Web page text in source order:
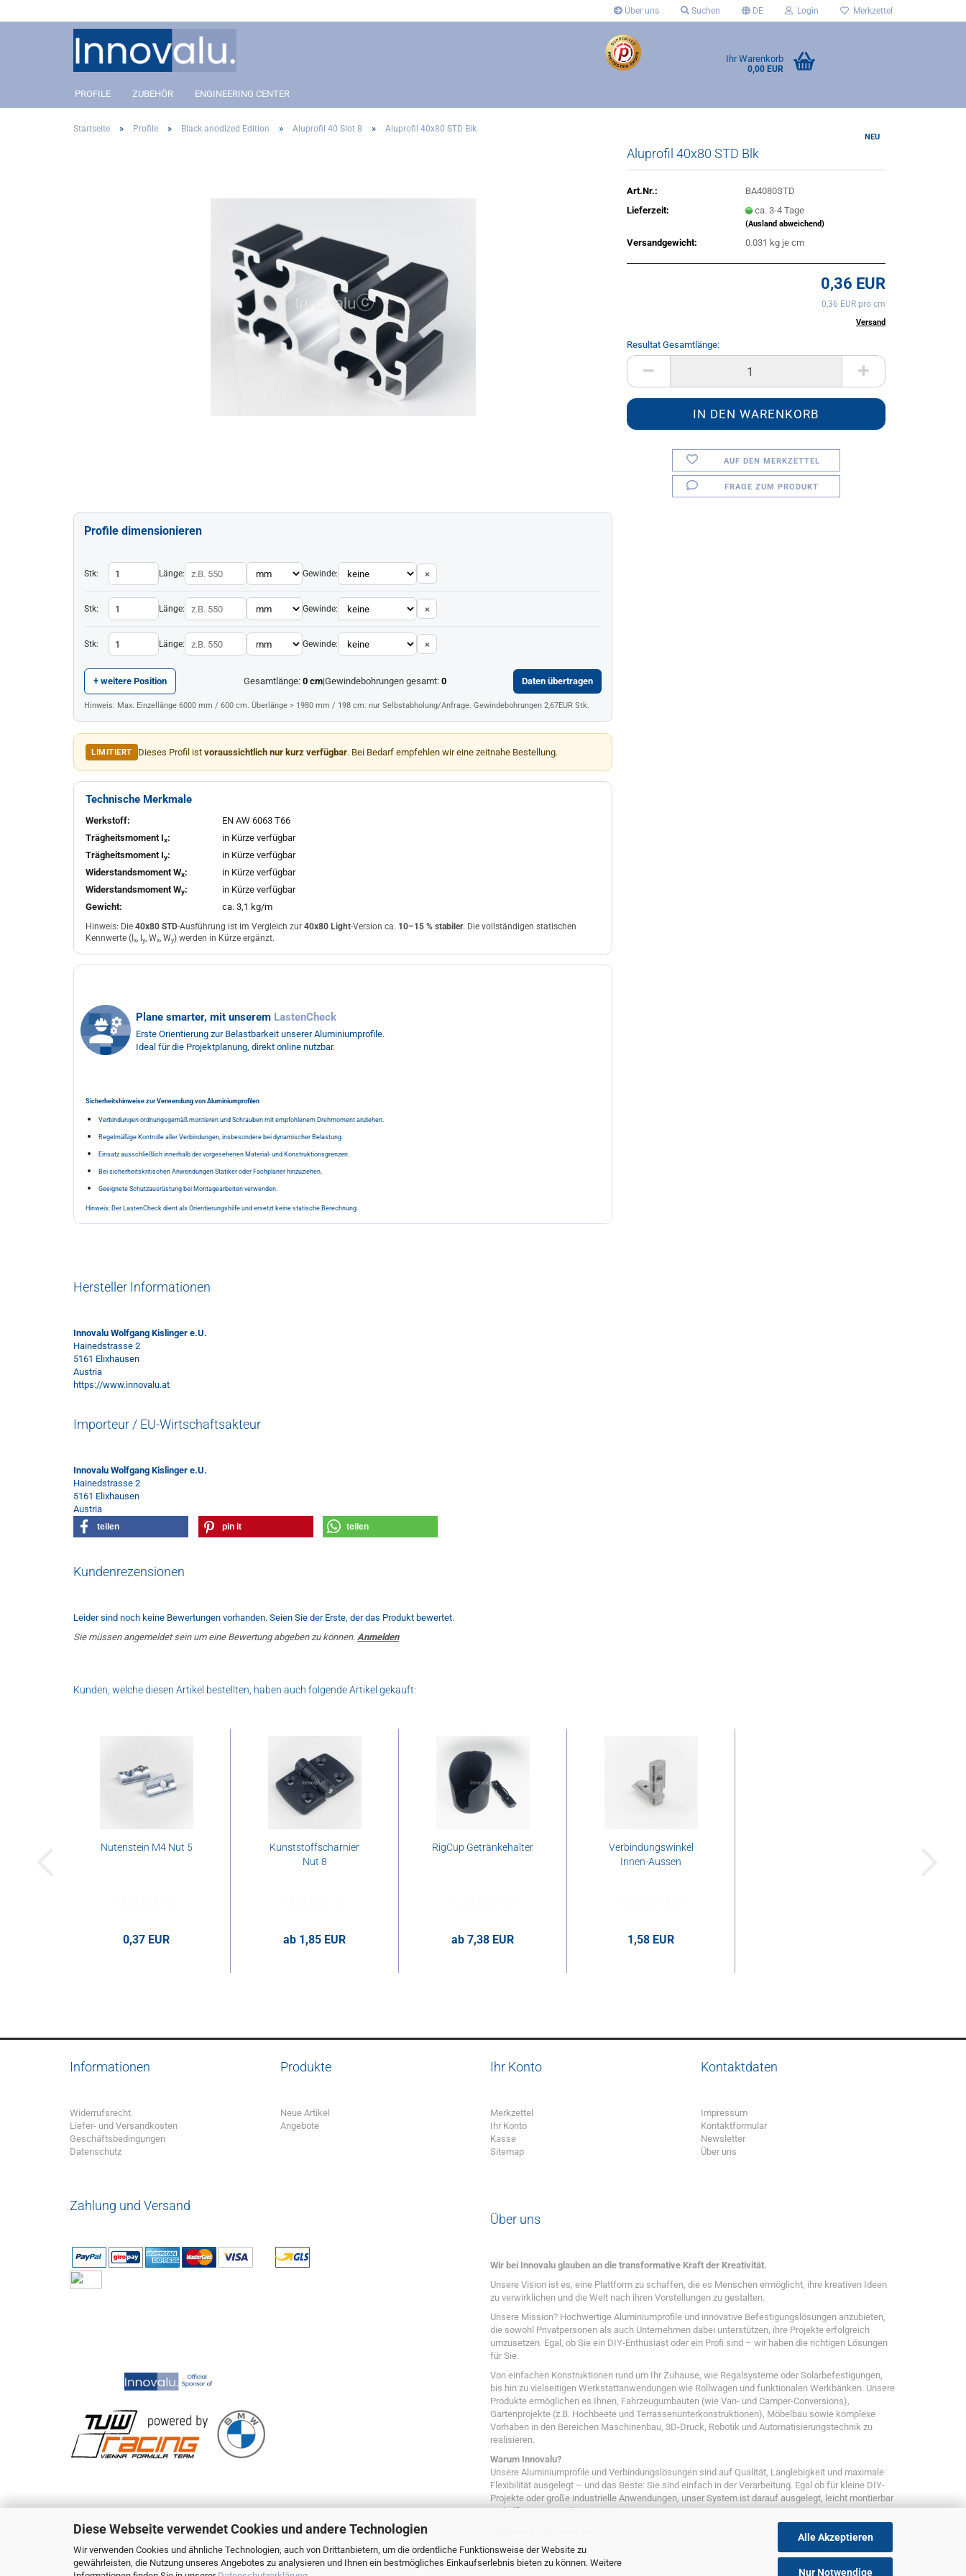
Diese Webseite verwendet Cookies und andere Technologien
Wir verwenden Cookies und ähnliche Technologien, auch von Drittanbietern, um die ordentliche Funktionsweise der Website zu
gewährleisten, die Nutzung unseres Angebotes zu analysieren und Ihnen ein bestmögliches Einkaufserlebnis bieten zu können. Weitere
Alle Akzeptieren
Nur Notwendige
Über uns Suchen DE Login Merkzettel
Ihr Warenkorb
0,00 EUR
PROFILE ZUBEHÖR ENGINEERING CENTER
Startseite » Profile » Black anodized Edition » Aluprofil 40 Slot 8 » Aluprofil 40x80 STD Blk
NEU
Aluprofil 40x80 STD Blk
Art.Nr.:
BA4080STD
Lieferzeit:
ca. 3-4 Tage
(Ausland abweichend)
Versandgewicht: 0.031 kg je cm
0,36 EUR
0,36 EUR pro cm
Versand
Resultat Gesamtlänge:
AUF DEN MERKZETTEL
FRAGE ZUM PRODUKT
Profile dimensionieren
Stk: Länge: Gewinde: ×
Stk: Länge: Gewinde: ×
Stk: Länge: Gewinde: ×
+ weitere Position Gesamtlänge: 0cm|Gewindebohrungen gesamt: 0 Daten übertragen
Hinweis: Max. Einzellänge 6000 mm / 600 cm. Überlänge > 1980 mm / 198 cm: nur Selbstabholung/Anfrage. Gewindebohrungen 2,67EUR Stk.
LIMITIERT Dieses Profil ist voraussichtlich nur kurz verfügbar. Bei Bedarf empfehlen wir eine zeitnahe Bestellung.
Technische Merkmale
Werkstoff:
EN AW 6063 T66
Trägheitsmoment Ix:
in Kürze verfügbar
Trägheitsmoment Iy:
in Kürze verfügbar
Widerstandsmoment Wx:
in Kürze verfügbar
Widerstandsmoment Wy:
in Kürze verfügbar
Gewicht:
ca. 3,1 kg/m
Hinweis: Die 40x80 STD-Ausführung ist im Vergleich zur 40x80 Light-Version ca. 10–15 % stabiler. Die vollständigen statischen
Kennwerte (I x, I y, Wx, Wy) werden in Kürze ergänzt.
Plane smarter, mit unserem LastenCheck
Erste Orientierung zur Belastbarkeit unserer Aluminiumprofile.
Ideal für die Projektplanung, direkt online nutzbar.
Sicherheitshinweise zur Verwendung von Aluminiumprofilen
Verbindungen ordnungsgemäß montieren und Schrauben mit empfohlenem Drehmoment anziehen.
Regelmäßige Kontrolle aller Verbindungen, insbesondere bei dynamischer Belastung.
Einsatz ausschließlich innerhalb der vorgesehenen Material- und Konstruktionsgrenzen.
Bei sicherheitskritischen Anwendungen Statiker oder Fachplaner hinzuziehen.
Geeignete Schutzausrüstung bei Montagearbeiten verwenden.
Hinweis: Der LastenCheck dient als Orientierungshilfe und ersetzt keine statische Berechnung.
Hersteller Informationen
Innovalu Wolfgang Kislinger e.U.
Hainedstrasse 2
5161 Elixhausen
Austria
https://www.innovalu.at
Importeur / EU-Wirtschaftsakteur
Innovalu Wolfgang Kislinger e.U.
Hainedstrasse 2
5161 Elixhausen
Austria
teilen pin it teilen
Kundenrezensionen
Leider sind noch keine Bewertungen vorhanden. Seien Sie der Erste, der das Produkt bewertet.
Sie müssen angemeldet sein um eine Bewertung abgeben zu können. Anmelden
Kunden, welche diesen Artikel bestellten, haben auch folgende Artikel gekauft:
Nutenstein M4 Nut 5
0,37 EUR
Kunststoffscharnier
Nut 8
ab 1,85 EUR
RigCup Getränkehalter
ab 7,38 EUR
Verbindungswinkel
Innen-Aussen
1,58 EUR
Informationen
Widerrufsrecht
Liefer- und Versandkosten
Geschäftsbedingungen
Datenschutz
Produkte
Neue Artikel
Angebote
Ihr Konto
Merkzettel
Ihr Konto
Kasse
Sitemap
Kontaktdaten
Impressum
Kontaktformular
Newsletter
Über uns
Zahlung und Versand
Über uns
Wir bei Innovalu glauben an die transformative Kraft der Kreativität.
Unsere Vision ist es, eine Plattform zu schaffen, die es Menschen ermöglicht, ihre kreativen Ideen
zu verwirklichen und die Welt nach ihren Vorstellungen zu gestalten.
Unsere Mission? Hochwertige Aluminiumprofile und innovative Befestigungslösungen anzubieten,
die sowohl Privatpersonen als auch Unternehmen dabei unterstützen, ihre Projekte erfolgreich
umzusetzen. Egal, ob Sie ein DIY-Enthusiast oder ein Profi sind – wir haben die richtigen Lösungen
für Sie.
Von einfachen Konstruktionen rund um Ihr Zuhause, wie Regalsysteme oder Solarbefestigungen,
bis hin zu vielseitigen Werkstattanwendungen wie Rollwagen und funktionalen Werkbänken. Unsere
Produkte ermöglichen es Ihnen, Fahrzeugumbauten (wie Van- und Camper-Conversions),
Gartenprojekte (z.B. Hochbeete und Terrassenunterkonstruktionen), Möbelbau sowie komplexe
Vorhaben in den Bereichen Maschinenbau, 3D-Druck, Robotik und Automatisierungstechnik zu
realisieren.
Warum Innovalu?
Unsere Aluminiumprofile und Verbindungslösungen sind auf Qualität, Langlebigkeit und maximale
Flexibilität ausgelegt – und das Beste: Sie sind einfach in der Verarbeitung. Egal ob für kleine DIY-
Projekte oder große industrielle Anwendungen, unser System ist darauf ausgelegt, leicht montierbar
und effizient einsetzbar zu sein.
Verwirklichen Sie Ihre Ideen, entfesseln Sie Ihre Kreativität und genießen Sie maximale Flexibilität
bei jedem Projekt.